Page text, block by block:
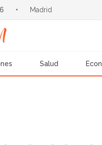
• Madrid
Salud